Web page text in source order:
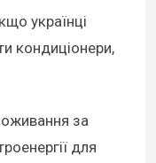
українці
кондиціонери,
за
для